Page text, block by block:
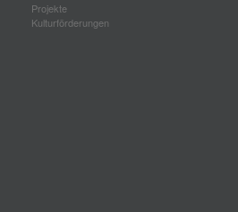
Projekte
Kulturförderungen